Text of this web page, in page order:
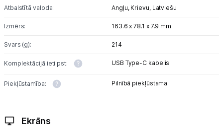
Atbalstītā valoda: Angļu, Krievu, Latviešu
Izmērs: 163.6 x 78.1 x 7.9 mm
Svars (g): 214
Komplektācijā ietilpst: USB Type-C kabelis
Piekļūstamība: Pilnībā piekļūstama
Ekrāns